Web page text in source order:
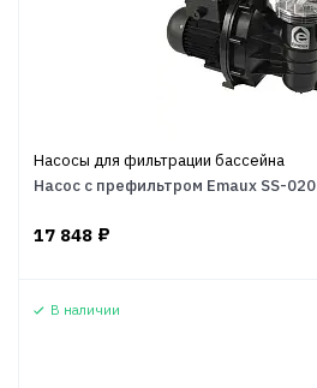
Насосы для фильтрации бассейна
Насос с префильтром Emaux SS-020
17 848 ₽
В наличии